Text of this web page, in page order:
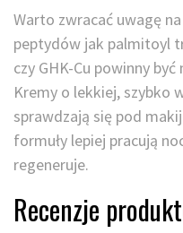
Warto zwracać uwagę
peptydów jak palmitoyl
czy GHK-Cu powinny
Kremy o lekkiej, szybko
sprawdzają się pod
formuły lepiej pracują
regeneruje.
Recenzje